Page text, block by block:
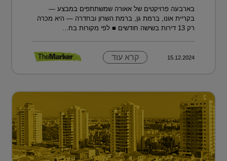
בארבעה פרויקטים של אאורה שמשתתפים במבצע —
בקריית אונו, ברמת גן, ברמת השרון ובחדרה — היא מכרה
רק 13 דירות בשישה חודשים ■ לפי מקורות בח...
15.12.2024 קרא עוד